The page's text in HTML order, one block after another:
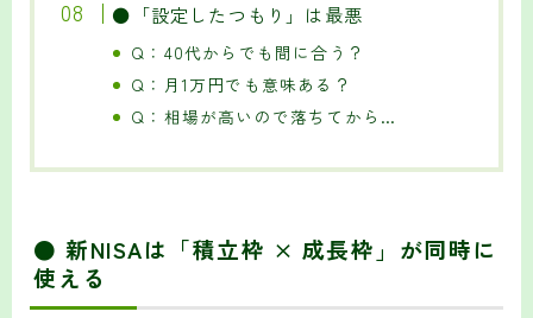
●「設定したつもり」は最悪
Q：40代からでも間に合う？
Q：月1万円でも意味ある？
Q：相場が高いので落ちてから…
● 新NISAは「積立枠 × 成長枠」が同時に
使える